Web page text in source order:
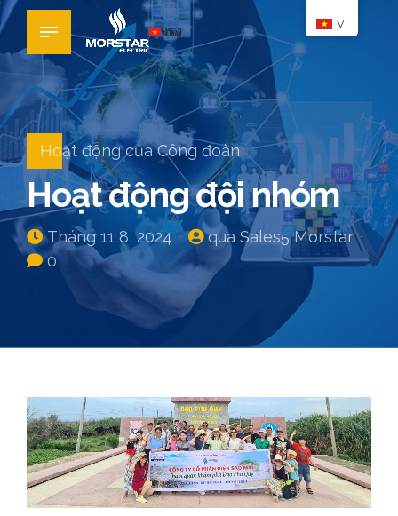
Hoạt động của Công đoàn
Hoạt động đội nhóm
Tháng 11 8, 2024
qua Sales5 Morstar
0
VI